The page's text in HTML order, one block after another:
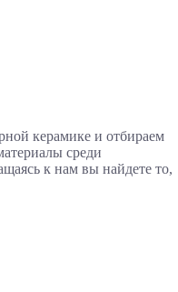
керамике и отбираем
среди
к нам вы найдете то,